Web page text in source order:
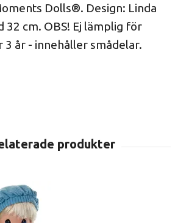
Dolls®. Design: Linda
32 cm. OBS! Ej lämplig för
3 år - innehåller smådelar.